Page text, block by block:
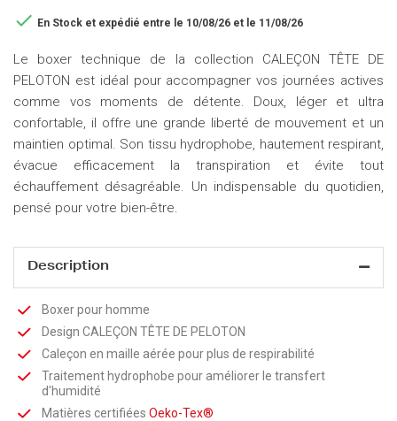
 En Stock et expédié entre le 10/08/26 et le 11/08/26
Le boxer technique de la collection CALEÇON TÊTE DE
PELOTON est idéal pour accompagner vos journées actives
comme vos moments de détente. Doux, léger et ultra
confortable, il offre une grande liberté de mouvement et un
maintien optimal. Son tissu hydrophobe, hautement respirant,
évacue efficacement la transpiration et évite tout
échauffement désagréable. Un indispensable du quotidien,
pensé pour votre bien-être.
Description
Boxer pour homme
Design CALEÇON TÊTE DE PELOTON
Caleçon en maille aérée pour plus de respirabilité
Traitement hydrophobe pour améliorer le transfert
d'humidité
Matières certifiées Oeko-Tex®